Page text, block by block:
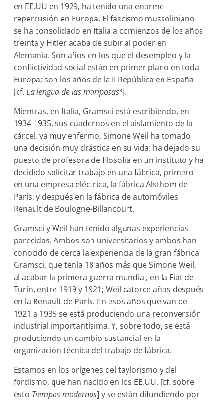
en EE.UU en 1929, ha tenido una enorme
repercusión en Europa. El fascismo mussoliniano
se ha consolidado en Italia a comienzos de los años
treinta y Hitler acaba de subir al poder en
Alemania. Son años en los que el desempleo y la
conflictividad social están en primer plano en toda
Europa; son los años de la II República en España
[cf.La lengua de las mariposas3].
Mientras, en Italia, Gramsci está escribiendo, en
1934-1935, sus cuadernos en el aislamiento de la
cárcel, ya muy enfermo, Simone Weil ha tomado
una decisión muy drástica en su vida: ha dejado su
puesto de profesora de filosofía en un instituto y ha
decidido solicitar trabajo en una fábrica, primero
en una empresa eléctrica, la fábrica Alsthom de
París, y después en la fábrica de automóviles
Renault de Boulogne-Billancourt.
Gramsci y Weil han tenido algunas experiencias
parecidas. Ambos son universitarios y ambos han
conocido de cerca la experiencia de la gran fábrica:
Gramsci, que tenía 18 años más que Simone Weil,
al acabar la primera guerra mundial, en la Fiat de
Turín, entre 1919 y 1921; Weil catorce años después
en la Renault de París. En esos años que van de
1921 a 1935 se está produciendo una reconversión
industrial importantísima. Y, sobre todo, se está
produciendo un cambio sustancial en la
organización técnica del trabajo de fábrica.
Estamos en los orígenes del taylorismo y del
fordismo, que han nacido en los EE.UU. [cf. sobre
esto Tiempos modernos] y se están difundiendo por